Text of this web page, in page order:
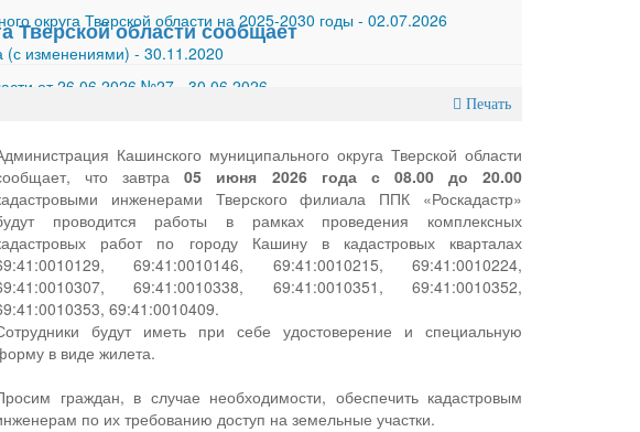
округа Тверской области на 2025-2030 годы - 02.07.2026
(с изменениями) - 30.11.2020
от 26.06.2026 №27
30.06.2026
Тверской области сообщает
Печать
Кашинского муниципального округа Тверской области
что завтра05 июня 2026 года с 08.00 до 20.00
инженерами Тверского филиала ППК «Роскадастр»
проводится работы в рамках проведения комплексных
работ по городу Кашину в кадастровых кварталах
69:41:0010146, 69:41:0010215, 69:41:0010224,
69:41:0010338, 69:41:0010351, 69:41:0010352,
69:41:0010409.
будут иметь при себе удостоверение и специальную
в виде жилета.
граждан, в случае необходимости, обеспечить кадастровым
по их требованию доступ на земельные участки.